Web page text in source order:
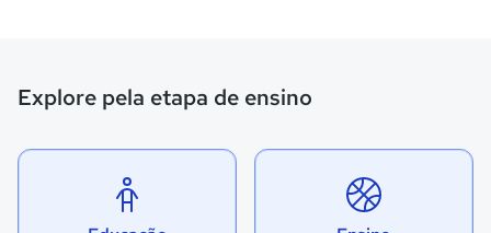
Explore pela etapa de ensino